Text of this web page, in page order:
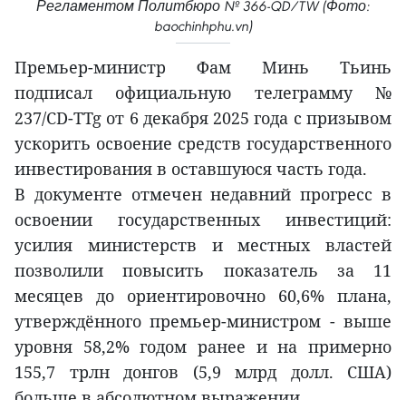
Регламентом Политбюро № 366-QD/TW (Фото:
baochinhphu.vn)
Премьер-министр Фам Минь Тьинь
подписал официальную телеграмму №
237/CD-TTg от 6 декабря 2025 года с призывом
ускорить освоение средств государственного
инвестирования в оставшуюся часть года.
В документе отмечен недавний прогресс в
освоении государственных инвестиций:
усилия министерств и местных властей
позволили повысить показатель за 11
месяцев до ориентировочно 60,6% плана,
утверждённого премьер-министром - выше
уровня 58,2% годом ранее и на примерно
155,7 трлн донгов (5,9 млрд долл. США)